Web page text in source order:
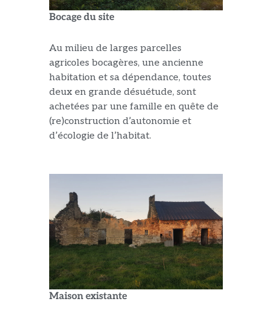
Bocage du site
Au milieu de larges parcelles
agricoles bocagères, une ancienne
habitation et sa dépendance, toutes
deux en grande désuétude, sont
achetées par une famille en quête de
(re)construction d’autonomie et
d’écologie de l’habitat.
Maison existante